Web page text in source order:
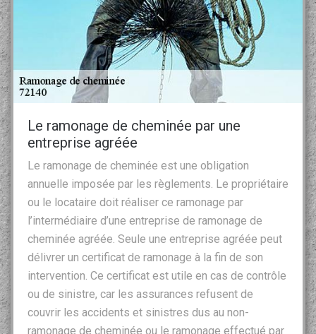
Le ramonage de cheminée par une
entreprise agréée
Le ramonage de cheminée est une obligation
annuelle imposée par les règlements. Le propriétaire
ou le locataire doit réaliser ce ramonage par
l’intermédiaire d’une entreprise de ramonage de
cheminée agréée. Seule une entreprise agréée peut
délivrer un certificat de ramonage à la fin de son
intervention. Ce certificat est utile en cas de contrôle
ou de sinistre, car les assurances refusent de
couvrir les accidents et sinistres dus au non-
ramonage de cheminée ou le ramonage effectué par